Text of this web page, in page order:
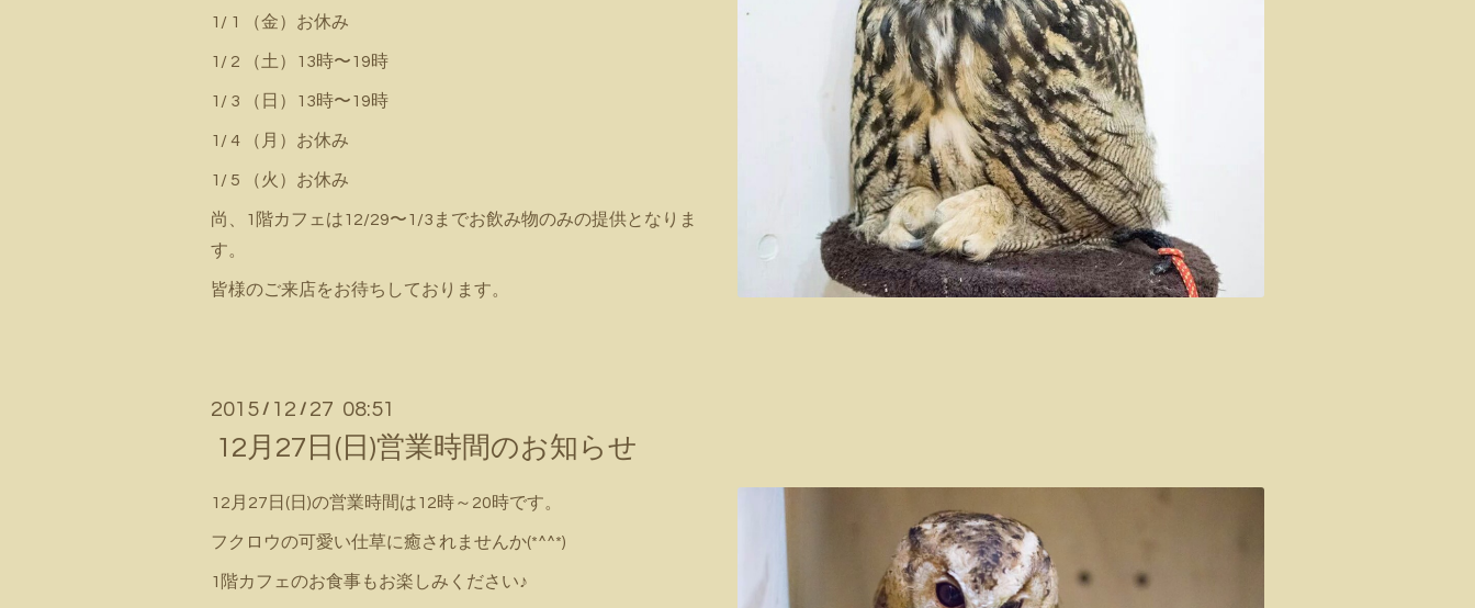
1/ 1 （金）お休み
1/ 2 （土）13時〜19時
1/ 3 （日）13時〜19時
1/ 4 （月）お休み
1/ 5 （火）お休み
尚、1階カフェは12/29〜1/3までお飲み物のみの提供となりま
す。
皆様のご来店をお待ちしております。
2015 / 12 / 27 08:51
12月27日(日)営業時間のお知らせ
12月27日(日)の営業時間は12時～20時です。
フクロウの可愛い仕草に癒されませんか(*^^*)
1階カフェのお食事もお楽しみください♪